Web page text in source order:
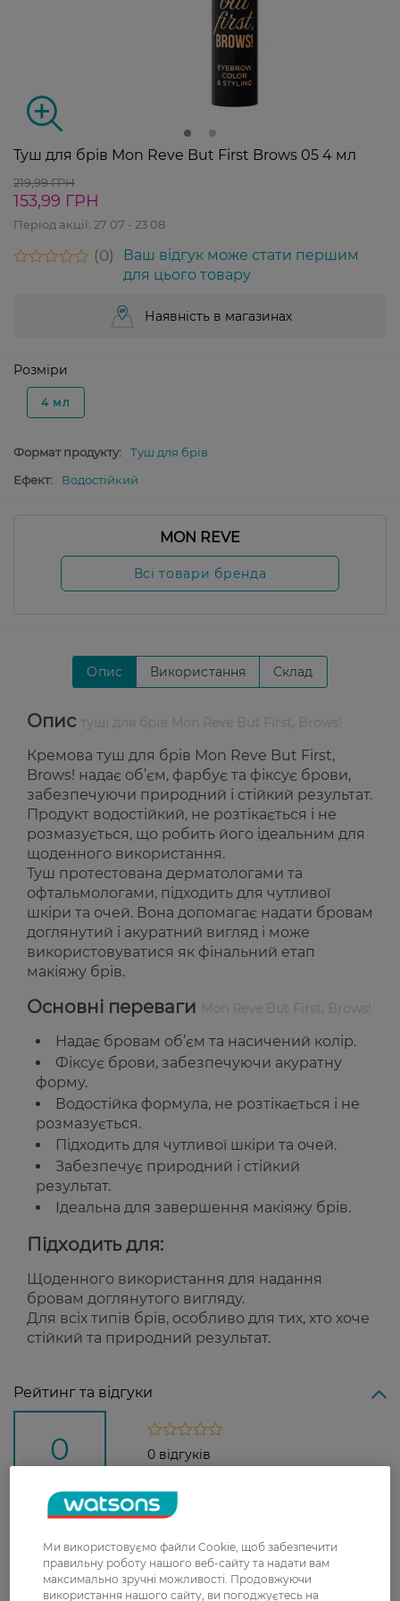
Туш для брів Mon Reve But First Brows 05 4 мл
219,99 ГРН
153,99 ГРН
Період акції: 27 07 - 23 08
0
Ваш відгук може стати першим
для цього товару
Наявність в магазинах
Розміри
4 мл
Формат продукту:
Туш для брів
Ефект:
Водостійкий
MON REVE
Всі товари бренда
Опис Використання Склад
Опис
Кремова туш для брів Mon Reve But First,
Brows! надає об’єм, фарбує та фіксує брови,
забезпечуючи природний і стійкий результат.
Продукт водостійкий, не розтікається і не
розмазується, що робить його ідеальним для
щоденного використання.
Туш протестована дерматологами та
офтальмологами, підходить для чутливої
шкіри та очей. Вона допомагає надати бровам
доглянутий і акуратний вигляд і може
використовуватися як фінальний етап
макіяжу брів.
Основні переваги
Надає бровам об’єм та насичений колір.
Фіксує брови, забезпечуючи акуратну
форму.
Водостійка формула, не розтікається і не
розмазується.
Підходить для чутливої шкіри та очей.
Забезпечує природний і стійкий
результат.
Ідеальна для завершення макіяжу брів.
Підходить для:
Щоденного використання для надання
бровам доглянутого вигляду.
Для всіх типів брів, особливо для тих, хто хоче
стійкий та природний результат.
Рейтинг та відгуки
0
З 0 відгуків
0 відгуків
Доставка
Нова пошта
Ми використовуємо файли Cookie, щоб забезпечити
правильну роботу нашого веб-сайту та надати вам
максимально зручні можливості. Продовжуючи
використання нашого сайту, ви погоджуєтесь на